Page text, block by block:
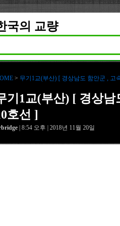
국의 교량
> 무기1교(부산) [ 경상남도 함안군 , 고
기1교(부산) [ 경상남
호선 ]
| 8:54 오후 | 2018년 11월 20일